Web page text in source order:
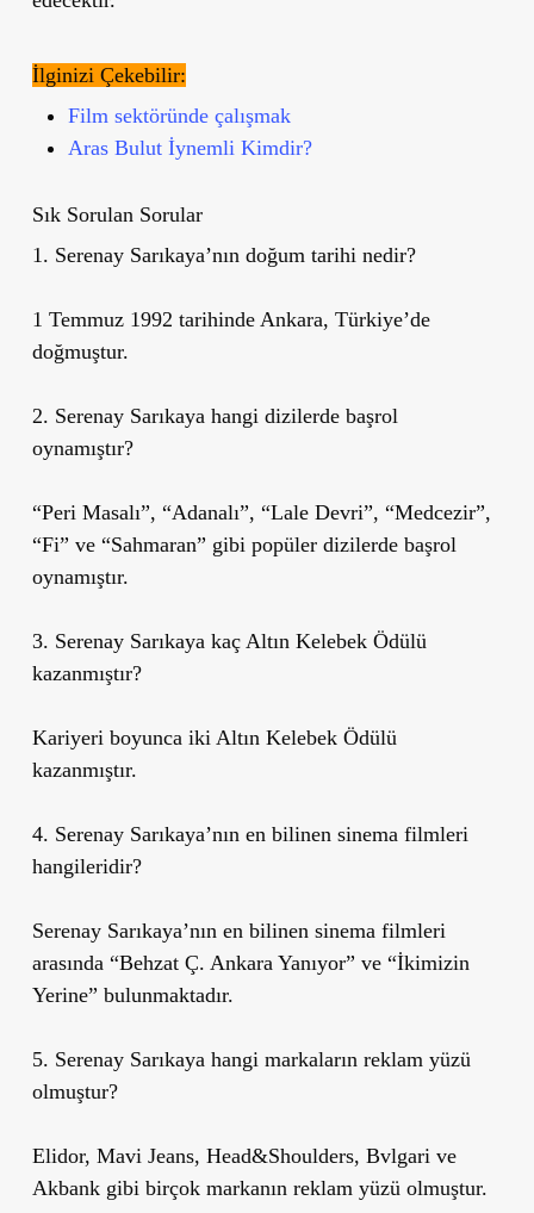
İlginizi Çekebilir:
Film sektöründe çalışmak
Aras Bulut İynemli Kimdir?
Sık Sorulan Sorular
1. Serenay Sarıkaya’nın doğum tarihi nedir?
1 Temmuz 1992 tarihinde Ankara, Türkiye’de
doğmuştur.
2. Serenay Sarıkaya hangi dizilerde başrol
oynamıştır?
“Peri Masalı”, “Adanalı”, “Lale Devri”, “Medcezir”,
“Fi” ve “Sahmaran” gibi popüler dizilerde başrol
oynamıştır.
3. Serenay Sarıkaya kaç Altın Kelebek Ödülü
kazanmıştır?
Kariyeri boyunca iki Altın Kelebek Ödülü
kazanmıştır.
4. Serenay Sarıkaya’nın en bilinen sinema filmleri
hangileridir?
Serenay Sarıkaya’nın en bilinen sinema filmleri
arasında “Behzat Ç. Ankara Yanıyor” ve “İkimizin
Yerine” bulunmaktadır.
5. Serenay Sarıkaya hangi markaların reklam yüzü
olmuştur?
Elidor, Mavi Jeans, Head&Shoulders, Bvlgari ve
Akbank gibi birçok markanın reklam yüzü olmuştur.